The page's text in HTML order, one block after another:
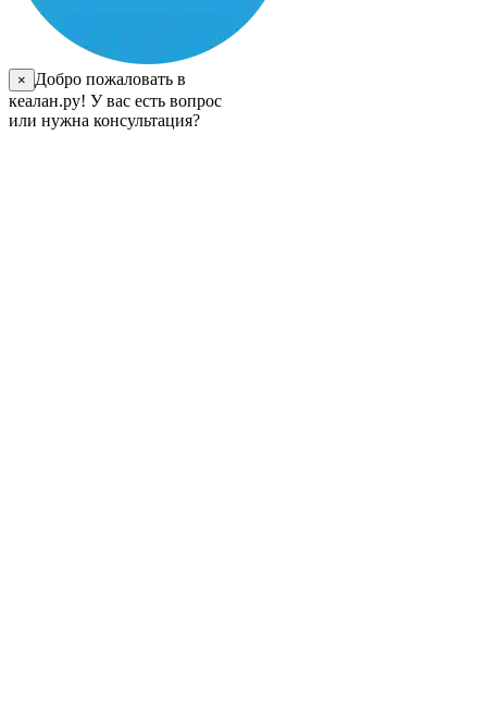
×
Добро пожаловать в
кеалан.ру! У вас есть вопрос
или нужна консультация?